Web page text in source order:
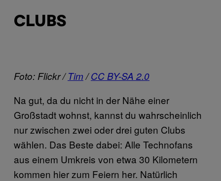
CLUBS
Foto: Flickr /Tim/CC BY-SA 2.0
Na gut, da du nicht in der Nähe einer
Großstadt wohnst, kannst du wahrscheinlich
nur zwischen zwei oder drei guten Clubs
wählen. Das Beste dabei: Alle Technofans
aus einem Umkreis von etwa 30 Kilometern
kommen hier zum Feiern her. Natürlich